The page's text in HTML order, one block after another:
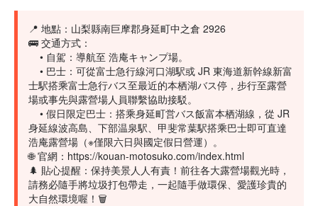
📍 地點：山梨縣南巨摩郡身延町中之倉 2926
🚌 交通方式：
• 自駕：導航至 浩庵キャンプ場。
• 巴士：可從富士急行線河口湖駅或 JR 東海道新幹線新富
士駅搭乘富士急行バス至最近的本栖湖バス停，步行至露營
場或事先與露營場人員聯繫協助接駁。
• 假日限定巴士：搭乘身延町営バス飯富本栖湖線，從 JR
身延線波高島、下部温泉駅、甲斐常葉駅搭乘巴士即可直達
浩庵露營場（※僅限六日與國定假日營運）。
🌐 官網： https://kouan-motosuko.com/index.html
🌲 貼心提醒：保持美景人人有責！前往各大露營場觀光時，
請務必隨手將垃圾打包帶走，一起隨手做環保、愛護珍貴的
大自然環境喔！🗑️